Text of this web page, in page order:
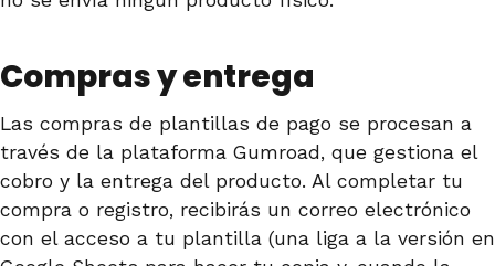
Compras y entrega
Las compras de plantillas de pago se procesan a
través de la plataforma Gumroad, que gestiona el
cobro y la entrega del producto. Al completar tu
compra o registro, recibirás un correo electrónico
con el acceso a tu plantilla (una liga a la versión en